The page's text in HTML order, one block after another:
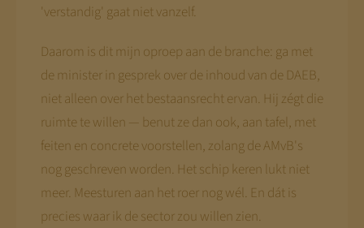
'verstandig' gaat niet vanzelf.
Daarom is dit mijn oproep aan de branche: ga met
de minister in gesprek over de inhoud van de DAEB,
niet alleen over het bestaansrecht ervan. Hij zégt die
ruimte te willen — benut ze dan ook, aan tafel, met
feiten en concrete voorstellen, zolang de AMvB's
nog geschreven worden. Het schip keren lukt niet
meer. Meesturen aan het roer nog wél. En dát is
precies waar ik de sector zou willen zien.